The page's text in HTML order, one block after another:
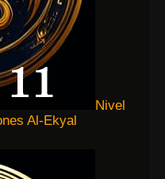
Nivel
Al-Ekyal